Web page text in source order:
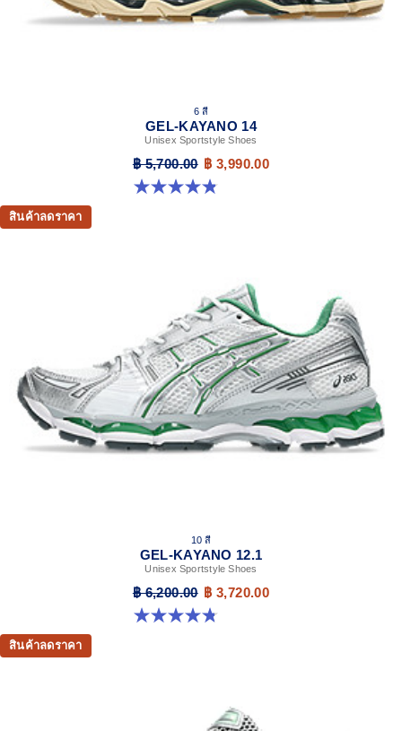
6 สี
GEL-KAYANO 14
Unisex Sportstyle Shoes
฿ 5,700.00 ฿ 3,990.00
4.8 จาก 5 ดาว 111 รีวิว
สินค้าลดราคา
10 สี
GEL-KAYANO 12.1
Unisex Sportstyle Shoes
฿ 6,200.00 ฿ 3,720.00
4.8 จาก 5 ดาว 208 รีวิว
สินค้าลดราคา